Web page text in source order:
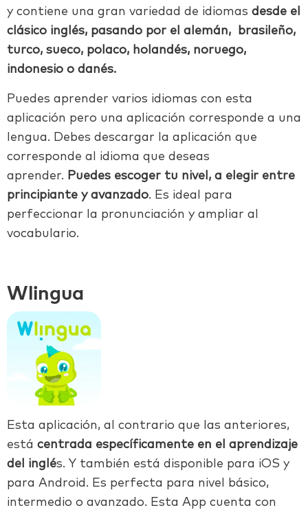
y contiene una gran variedad de idiomas desde el
clásico inglés, pasando por el alemán, brasileño,
turco, sueco, polaco, holandés, noruego,
indonesio o danés.
Puedes aprender varios idiomas con esta
aplicación pero una aplicación corresponde a una
lengua. Debes descargar la aplicación que
corresponde al idioma que deseas
aprender. Puedes escoger tu nivel, a elegir entre
principiante y avanzado. Es ideal para
perfeccionar la pronunciación y ampliar al
vocabulario.
Wlingua
Esta aplicación, al contrario que las anteriores,
está centrada específicamente en el aprendizaje
del inglés. Y también está disponible para iOS y
para Android. Es perfecta para nivel básico,
intermedio o avanzado. Esta App cuenta con